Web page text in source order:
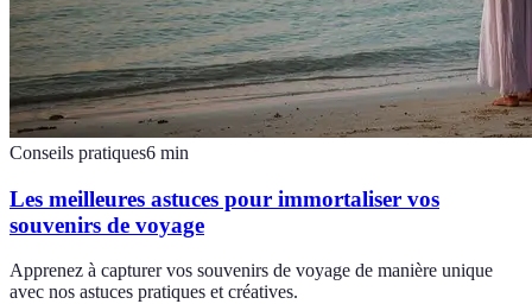
Conseils pratiques6 min
Les meilleures astuces pour immortaliser vos
souvenirs de voyage
Apprenez à capturer vos souvenirs de voyage de manière unique
avec nos astuces pratiques et créatives.